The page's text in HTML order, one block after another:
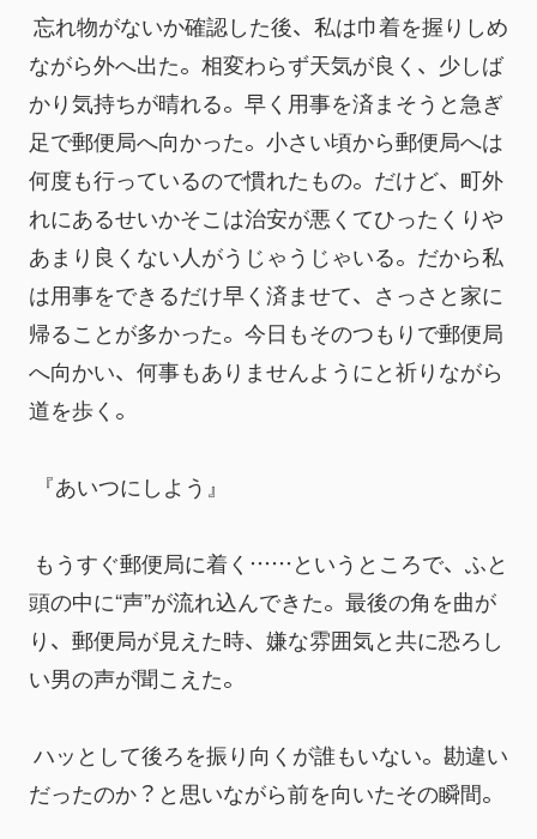
忘れ物がないか確認した後、私は巾着を握りしめ
ながら外へ出た。相変わらず天気が良く、少しば
かり気持ちが晴れる。早く用事を済まそうと急ぎ
足で郵便局へ向かった。小さい頃から郵便局へは
何度も行っているので慣れたもの。だけど、町外
れにあるせいかそこは治安が悪くてひったくりや
あまり良くない人がうじゃうじゃいる。だから私
は用事をできるだけ早く済ませて、さっさと家に
帰ることが多かった。今日もそのつもりで郵便局
へ向かい、何事もありませんようにと祈りながら
道を歩く。
『あいつにしよう』
もうすぐ郵便局に着く……というところで、ふと
頭の中に“声”が流れ込んできた。最後の角を曲が
り、郵便局が見えた時、嫌な雰囲気と共に恐ろし
い男の声が聞こえた。
ハッとして後ろを振り向くが誰もいない。勘違い
だったのか？と思いながら前を向いたその瞬間。